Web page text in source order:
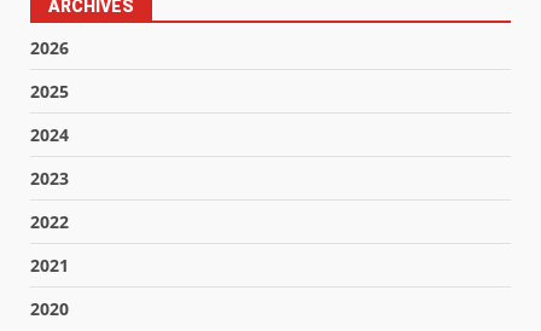
ARCHIVES
2026
2025
2024
2023
2022
2021
2020